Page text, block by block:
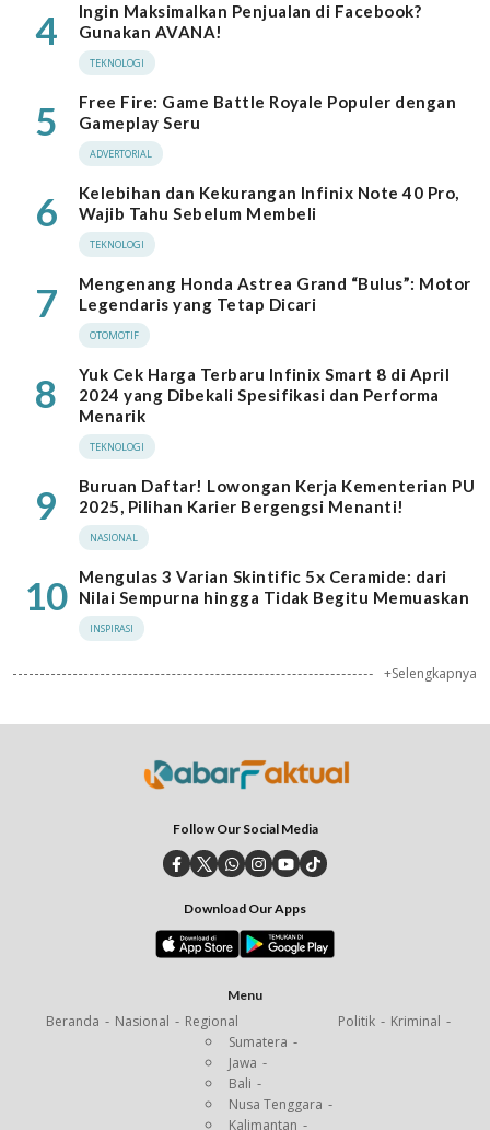
4
Ingin Maksimalkan Penjualan di Facebook?
Gunakan AVANA!
TEKNOLOGI
5
Free Fire: Game Battle Royale Populer dengan
Gameplay Seru
ADVERTORIAL
6
Kelebihan dan Kekurangan Infinix Note 40 Pro,
Wajib Tahu Sebelum Membeli
TEKNOLOGI
7
Mengenang Honda Astrea Grand “Bulus”: Motor
Legendaris yang Tetap Dicari
OTOMOTIF
8
Yuk Cek Harga Terbaru Infinix Smart 8 di April
2024 yang Dibekali Spesifikasi dan Performa
Menarik
TEKNOLOGI
9
Buruan Daftar! Lowongan Kerja Kementerian PU
2025, Pilihan Karier Bergengsi Menanti!
NASIONAL
10
Mengulas 3 Varian Skintific 5x Ceramide: dari
Nilai Sempurna hingga Tidak Begitu Memuaskan
INSPIRASI
+Selengkapnya
Follow Our Social Media
Download Our Apps
Menu
Beranda Nasional
Regional
Sumatera
Jawa
Bali
Nusa Tenggara
Kalimantan
Politik Kriminal